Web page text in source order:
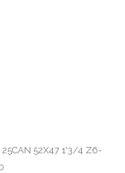
25CAN 52X47 1'3/4 Z6-